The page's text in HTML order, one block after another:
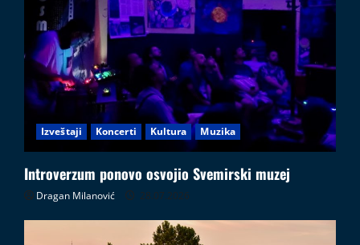
Izveštaji Koncerti Kultura Muzika
Introverzum ponovo osvojio Svemirski muzej
Dragan Milanović 28.07.2026